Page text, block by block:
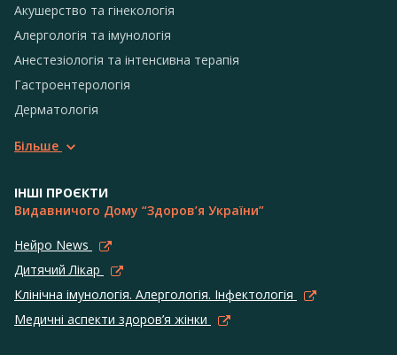
Акушерство та гінекологія
Алергологія та імунологія
Анестезіологія та інтенсивна терапія
Гастроентерологія
Дерматологія
Більше
ІНШІ ПРОЄКТИ
Видавничого Дому “Здоров’я України”
Нейро News
Дитячий Лікар
Клінічна імунологія. Алергологія. Інфектологія
Медичні аспекти здоров’я жінки